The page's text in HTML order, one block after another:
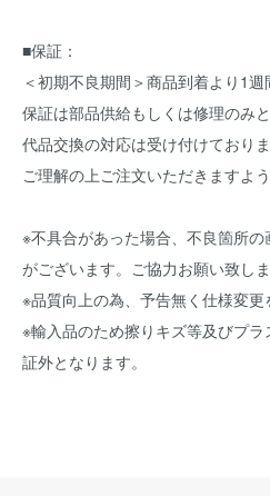
■保証：
＜初期不良期間＞商品到着より1週
保証は部品供給もしくは修理のみと
代品交換の対応は受け付けておりま
ご理解の上ご注文いただきますよ
※不具合があった場合、不良箇所
がございます。ご協力お願い致しま
※品質向上の為、予告無く仕様変更
※輸入品のため擦りキズ等及びプ
証外となります。